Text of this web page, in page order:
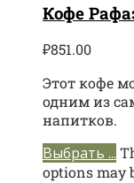
Кофе
₽851.00
Этот кофе
одним из
напитков.
Выбрать ...
options may